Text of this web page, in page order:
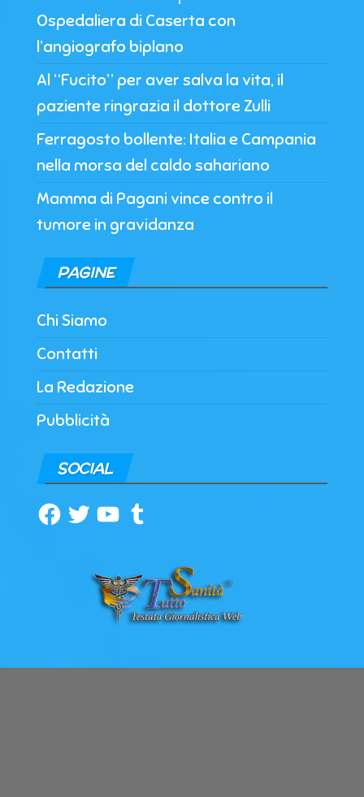
Ospedaliera di Caserta con
l’angiografo biplano
Al “Fucito” per aver salva la vita, il
paziente ringrazia il dottore Zulli
Ferragosto bollente: Italia e Campania
nella morsa del caldo sahariano
Mamma di Pagani vince contro il
tumore in gravidanza
PAGINE
Chi Siamo
Contatti
La Redazione
Pubblicità
SOCIAL
Facebook
TwitterYouTubeTumblr